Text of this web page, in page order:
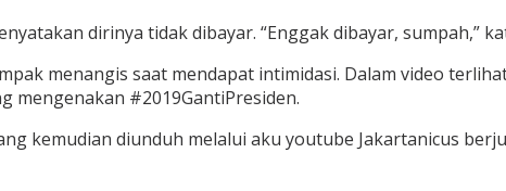
dirinya tidak dibayar. “Enggak dibayar, sumpah,”
menangis saat mendapat intimidasi. Dalam video
mengenakan #2019GantiPresiden.
kemudian diunduh melalui aku youtube Jakartanicus